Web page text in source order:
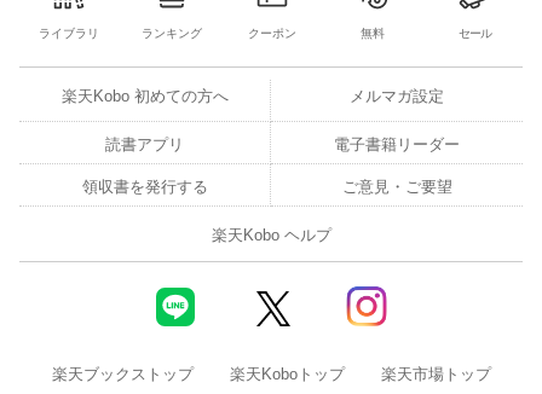
ライブラリ ランキング クーポン 無料 セール
楽天Kobo 初めての方へ メルマガ設定
読書アプリ 電子書籍リーダー
領収書を発行する ご意見・ご要望
楽天Kobo ヘルプ
楽天ブックストップ 楽天Koboトップ 楽天市場トップ